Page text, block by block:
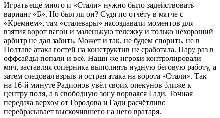
Играть ещё много и «Стали» нужно было задействовать
вариант «Б». Но был ли он? Судя по отчёту в матче с
«Кремнем», там «сталевары» насоздавали моментов для
взятия ворот вагон и маленькую тележку и только нехороший
арбитр не дал забить. Может и так, не будем спорить, но в
Полтаве атака гостей на конструктив не сработала. Пару раз в
оффсайды попали и всё. Наши же игроки контролировали
мяч, заставляя соперника выполнять нудную беговую работу, а
затем следовал взрыв и острая атака на ворота «Стали». Так
на 16-й минуте Радионов увёл своих опекунов ближе к
центру поля, а в свободную зону ворвался Гади. Точная
передача верхом от Городова и Гади расчётливо
перебрасывает выскочившего на него вратаря.